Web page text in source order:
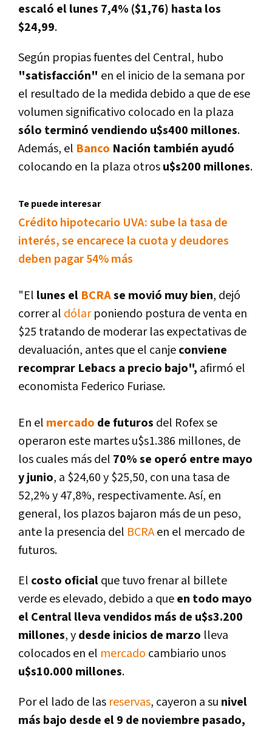
escaló el lunes 7,4% ($1,76) hasta los
$24,99.
Según propias fuentes del Central, hubo
"satisfacción" en el inicio de la semana por
el resultado de la medida debido a que de ese
volumen significativo colocado en la plaza
sólo terminó vendiendo u$s400 millones.
Además, el Banco Nación también ayudó
colocando en la plaza otrosu$s200 millones.
Te puede interesar
Crédito hipotecario UVA: sube la tasa de
interés, se encarece la cuota y deudores
deben pagar 54% más
"El lunes el BCRAse movió muy bien, dejó
correr al dólarponiendo postura de venta en
$25 tratando de moderar las expectativas de
devaluación, antes que el canjeconviene
recomprar Lebacs a precio bajo", afirmó el
economista Federico Furiase.
En el mercado de futuros del Rofex se
operaron este martes u$s1.386 millones, de
los cuales más del 70% se operó entre mayo
y junio, a $24,60 y $25,50, con una tasa de
52,2% y 47,8%, respectivamente. Así­, en
general, los plazos bajaron más de un peso,
ante la presencia del BCRAen el mercado de
futuros.
El costo oficialque tuvo frenar al billete
verde es elevado, debido a queen todo mayo
el Central lleva vendidos más de u$s3.200
millones, ydesde inicios de marzo lleva
colocados en el mercado cambiario unos
u$s10.000 millones.
Por el lado de las reservas, cayeron a su nivel
más bajo desde el 9 de noviembre pasado,